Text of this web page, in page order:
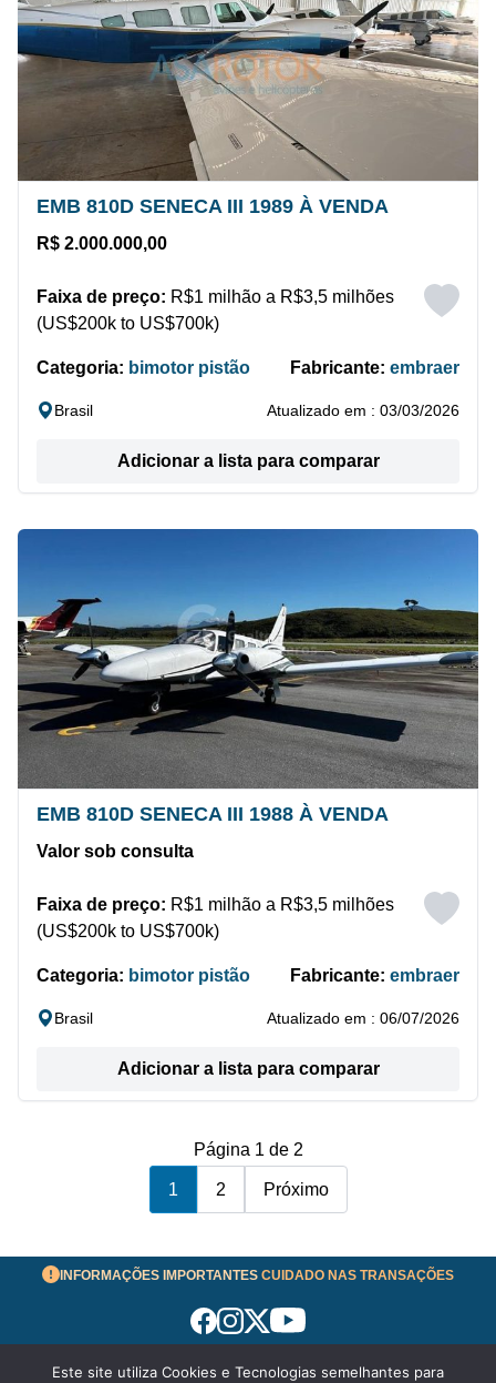
EMB 810D SENECA III 1989 À VENDA
R$ 2.000.000,00
Faixa de preço: R$1 milhão a R$3,5 milhões
(US$200k to US$700k)
Categoria: bimotor pistão Fabricante: embraer
Brasil Atualizado em : 03/03/2026
Adicionar a lista para comparar
EMB 810D SENECA III 1988 À VENDA
Valor sob consulta
Faixa de preço: R$1 milhão a R$3,5 milhões
(US$200k to US$700k)
Categoria: bimotor pistão Fabricante: embraer
Brasil Atualizado em : 06/07/2026
Adicionar a lista para comparar
Página 1 de 2
1 2 Próximo
INFORMAÇÕES IMPORTANTES CUIDADO NAS TRANSAÇÕES
Termos de Uso
Este site utiliza Cookies e Tecnologias semelhantes para